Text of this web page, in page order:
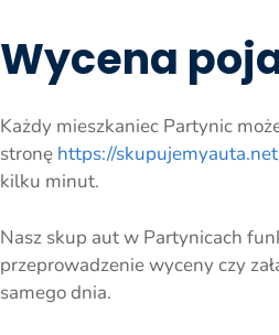
Wycena
Każdy mieszkaniec Partynic
stronę https://
kilku minut.
Nasz skup aut w Partynicach
przeprowadzenie wyceny czy
samego dnia.